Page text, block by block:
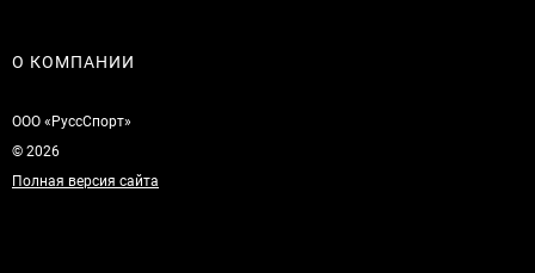
О КОМПАНИИ
ООО «РуссСпорт»
© 2026
Полная версия сайта